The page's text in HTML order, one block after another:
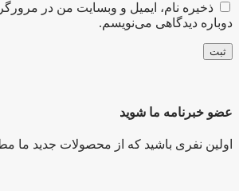
ذخیره نام، ایمیل و وبسایت من در
دوباره دیدگاهی می‌نویسم.
عضو خبرنامه ما شوید
اولین نفری باشید که از محصولات جدید ما